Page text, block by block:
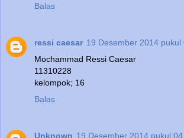
Balas
ressi caesar 19 Desember 2014 pukul
Mochammad Ressi Caesar
11310228
kelompok; 16
Balas
Unknown 19 Desember 2014 pukul